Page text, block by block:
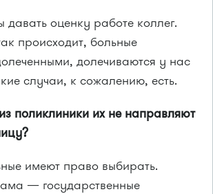
оценку работе коллег.
происходит, больные
долечиваются у нас
случаи, к сожалению, есть.
поликлиники их не направляют
имеют право выбирать.
— государственные